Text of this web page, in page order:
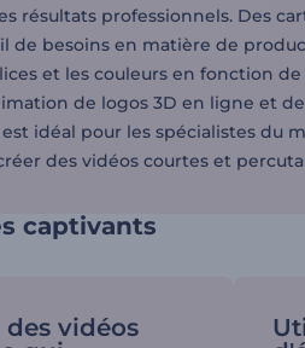
professionnels. Des
besoins en matière de
et les couleurs en fonction
de logos 3D en ligne et
idéal pour les spécialistes du
des vidéos courtes et
captivants
des vidéos